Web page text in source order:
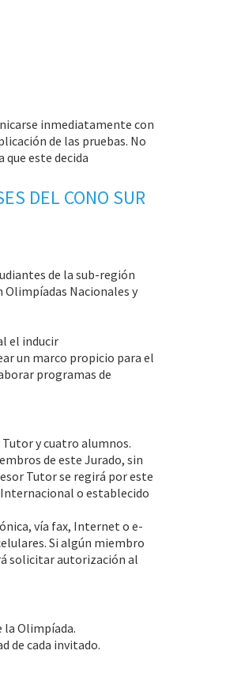
inmediatamente con
de las pruebas. No
este decida
DEL CONO SUR
de la sub-región
Olimpíadas Nacionales y
el inducir
un marco propicio para el
programas de
y cuatro alumnos.
de este Jurado, sin
Tutor se regirá por este
o establecido
vía fax, Internet o e-
Si algún miembro
solicitar autorización al
la Olimpíada.
de cada invitado.